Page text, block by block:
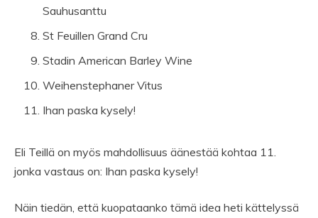
Sauhusanttu
St Feuillen Grand Cru
Stadin American Barley Wine
Weihenstephaner Vitus
Ihan paska kysely!
Eli Teillä on myös mahdollisuus äänestää kohtaa 11.
jonka vastaus on: Ihan paska kysely!
Näin tiedän, että kuopataanko tämä idea heti kättelyssä